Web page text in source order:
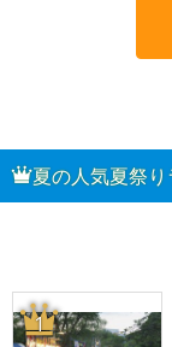
夏の人気夏祭
1